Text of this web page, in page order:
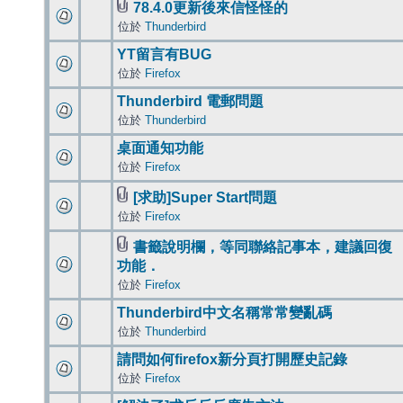
78.4.0更新後來信怪怪的
位於 Thunderbird
YT留言有BUG
位於 Firefox
Thunderbird 電郵問題
位於 Thunderbird
桌面通知功能
位於 Firefox
[求助]Super Start問題
位於 Firefox
書籤說明欄，等同聯絡記事本，建議回復
功能．
位於 Firefox
Thunderbird中文名稱常常變亂碼
位於 Thunderbird
請問如何firefox新分頁打開歷史記錄
位於 Firefox